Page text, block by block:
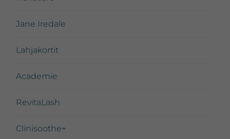
Jane Iredale
Lahjakortit
Academie
RevitaLash
Clinisoothe+